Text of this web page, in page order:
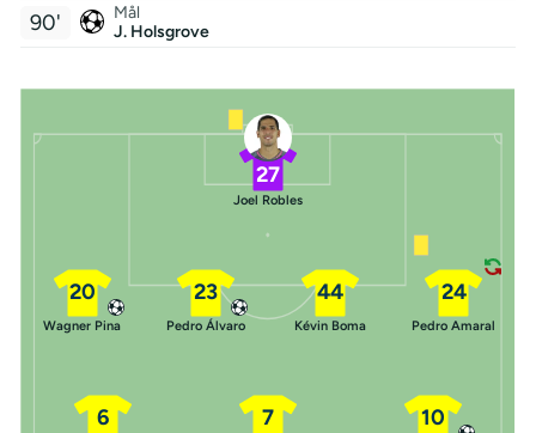
Mål
J. Holsgrove
90'
27
Joel Robles
24
Pedro Amaral
44
Kévin Boma
23
Pedro Álvaro
20
Wagner Pina
10
7
6